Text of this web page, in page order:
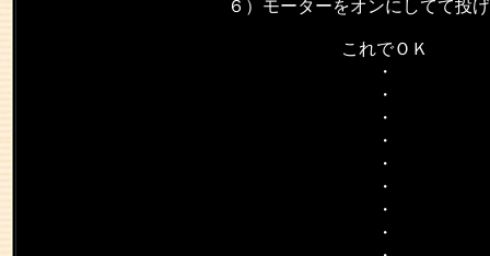
６）モーターをオンにしてて投
これでＯＫ
・
・
・
・
・
・
・
・